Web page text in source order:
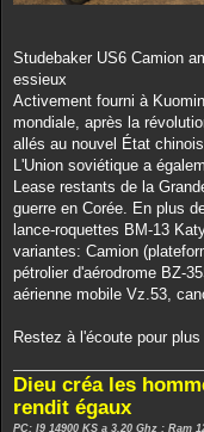
Studebaker US6 Camion
essieux
Activement fourni à
mondiale, après la
allés au nouvel État
L'Union soviétique a
Lease restants de la
guerre en Corée. En plus
lance-roquettes BM-13
variantes: Camion
pétrolier d'aérodrome BZ-
aérienne mobile Vz.53,
Restez à l'écoute pour
Dieu créa les
rendit égaux
PC: I9 14900 KS a 3,20 Ghz : Ram